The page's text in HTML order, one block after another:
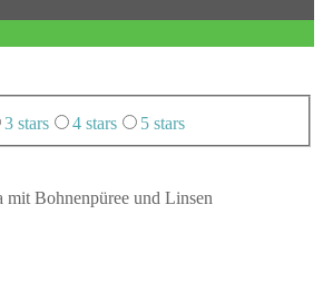
3 stars 4 stars 5 stars
mit Boh­nen­pü­ree und Linsen